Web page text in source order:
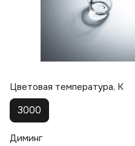
Цветовая температура, K
3000
Диминг